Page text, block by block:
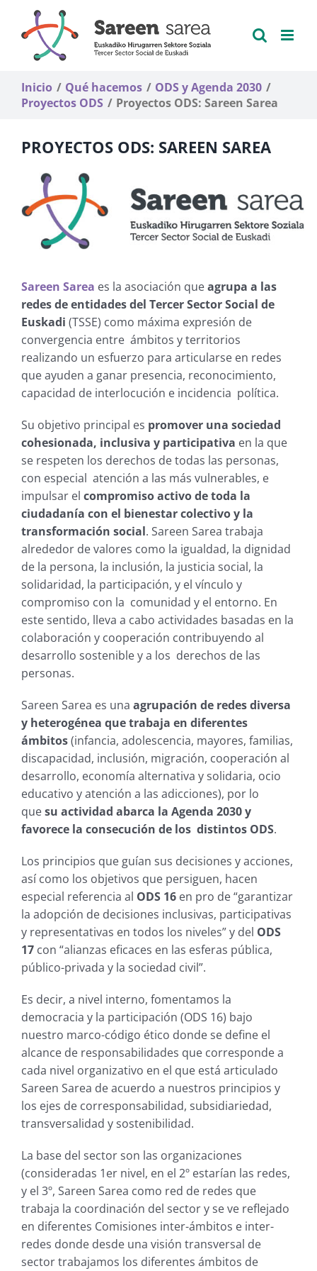
contenido
Inicio Qué hacemos
ODS y Agenda 2030
Proyectos ODS
Proyectos ODS: Sareen Sarea
PROYECTOS ODS: SAREEN SAREA
Sareen Sarea es la asociación queagrupa a las
redes de entidades del Tercer Sector Social de
Euskadi (TSSE) como máxima expresión de
convergencia entre ámbitos y territorios
realizando un esfuerzo para articularse en redes
que ayuden a ganar presencia, reconocimiento,
capacidad de interlocución e incidencia política.
Su objetivo principal es promover una sociedad
cohesionada, inclusiva y participativa en la que
se respeten los derechos de todas las personas,
con especial atención a las más vulnerables, e
impulsar el compromiso activo de toda la
ciudadanía con el bienestar colectivo y la
transformación social. Sareen Sarea trabaja
alrededor de valores como la igualdad, la dignidad
de la persona, la inclusión, la justicia social, la
solidaridad, la participación, y el vínculo y
compromiso con la comunidad y el entorno. En
este sentido, lleva a cabo actividades basadas en la
colaboración y cooperación contribuyendo al
desarrollo sostenible y a los derechos de las
personas.
Sareen Sarea es una agrupación de redes diversa
y heterogénea que trabaja en diferentes
ámbitos(infancia, adolescencia, mayores, familias,
discapacidad, inclusión, migración, cooperación al
desarrollo, economía alternativa y solidaria, ocio
educativo y atención a las adicciones), por lo
quesu actividad abarca la Agenda 2030 y
favorece la consecución de los distintos ODS.
Los principios que guían sus decisiones y acciones,
así como los objetivos que persiguen, hacen
especial referencia al ODS 16en pro de “garantizar
la adopción de decisiones inclusivas, participativas
y representativas en todos los niveles” y del ODS
17con “alianzas eficaces en las esferas pública,
público-privada y la sociedad civil”.
Es decir, a nivel interno, fomentamos la
democracia y la participación (ODS 16) bajo
nuestro marco-código ético donde se define el
alcance de responsabilidades que corresponde a
cada nivel organizativo en el que está articulado
Sareen Sarea de acuerdo a nuestros principios y
los ejes de corresponsabilidad, subsidiariedad,
transversalidad y sostenibilidad.
La base del sector son las organizaciones
(consideradas 1er nivel, en el 2º estarían las redes,
y el 3º, Sareen Sarea como red de redes que
trabaja la coordinación del sector y se ve reflejado
en diferentes Comisiones inter-ámbitos e inter-
redes donde desde una visión transversal de
sector trabajamos los diferentes ámbitos de